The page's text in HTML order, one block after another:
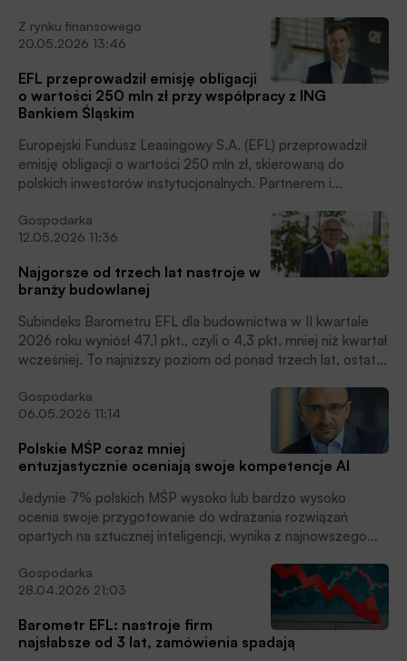
użytkowania. Przedsiębiorcy nie oczekują już umowy i raty,
lecz kompleksowej usługi, która zapewni dostępność,
mobilność, serwis, ubezpieczenie czy obsługę zdalną.
Eksperci EFL, który w 2026 roku obchodzi 35-lecie
działalności, wskazują, że rynek finansowania firm
przechodzi ewolucję od posiadania do korzystania oraz od
pojedynczej usługi leasingowej do ekosystemu rozwiązań
zintegrowanych z tymże aktywem. Ten kierunek wpisuje się
w strategię EFL na lata 2026-2028, spójną ze strategią
Acceleration / Cohesion / Transformation (Przyspieszenie,
Spójność Transformacja), czytamy w informacji prasowej.
Z rynku finansowego
20.05.2026 13:46
EFL przeprowadził emisję obligacji
o wartości 250 mln zł przy współpracy z ING
Bankiem Śląskim
Europejski Fundusz Leasingowy S.A. (EFL) przeprowadził
emisję obligacji o wartości 250 mln zł, skierowaną do
polskich inwestorów instytucjonalnych. Partnerem i
który pełnił rolę organizatora, dealera oraz agenta emisji,
czytamy w informacji prasowej.
Gospodarka
12.05.2026 11:36
Najgorsze od trzech lat nastroje w
branży budowlanej
Subindeks Barometru EFL dla budownictwa w II kwartale
2026 roku wyniósł 47,1 pkt., czyli o 4,3 pkt. mniej niż kwartał
wcześniej. To najniższy poziom od ponad trzech lat, ostatni
wskaźnik wyniósł 46,6 pkt. Po stabilnym początku roku
budownictwo znalazło się poniżej neutralnego progu 50
pkt., który oddziela warunki sprzyjające rozwojowi od
niekorzystnych. Najmocniej pogorszyły się prognozy
sprzedaży i płynności finansowej: ich poprawy spodziewa
się tylko po 3 proc. firm budowlanych, czytamy w informacji
prasowej.
Gospodarka
06.05.2026 11:14
Polskie MŚP coraz mniej
entuzjastycznie oceniają swoje kompetencje AI
Jedynie 7% polskich MŚP wysoko lub bardzo wysoko
ocenia swoje przygotowanie do wdrażania rozwiązań
opartych na sztucznej inteligencji, wynika z najnowszego
realizowanego przez EFL. To wyraźna zmiana wobec
poprzedniego pomiaru, kiedy wysoką samoocenę
deklarowała prawie co czwarta firma. Połowa badanych
ocenia swoje kompetencje jako umiarkowane, a 43% jako
niskie, czytamy w informacji prasowej.
Gospodarka
28.04.2026 21:03
Barometr EFL: nastroje firm
najsłabsze od 3 lat, zamówienia spadają